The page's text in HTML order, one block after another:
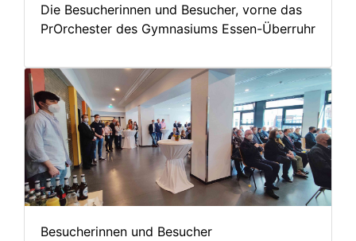
Die Besucherinnen und Besucher, vorne das
PrOrchester des Gymnasiums Essen-Überruhr
Besucherinnen und Besucher